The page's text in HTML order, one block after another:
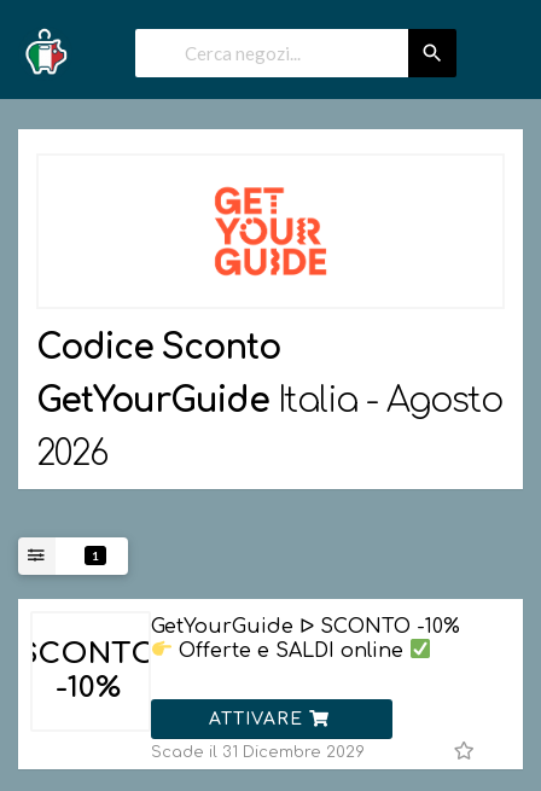
Codice Sconto
GetYourGuide Italia - Agosto
2026
1
SCONTO
-10%
GetYourGuide ᐅ SCONTO -10%
Offerte e SALDI online
ATTIVARE
Scade il 31 Dicembre 2029